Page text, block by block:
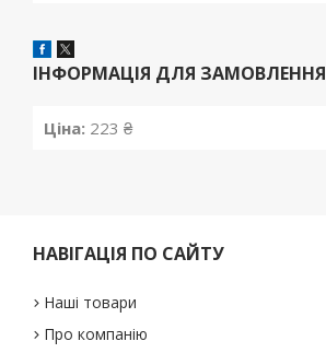
ІНФОРМАЦІЯ ДЛЯ ЗАМОВЛЕННЯ
Ціна: 223 ₴
НАВІГАЦІЯ ПО САЙТУ
Наші товари
Про компанію